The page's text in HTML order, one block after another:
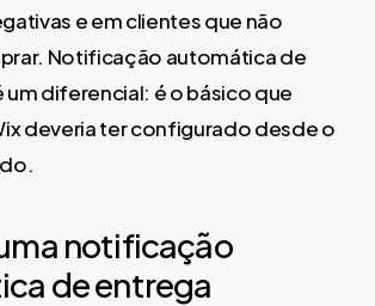
e em clientes que não
Notificação automática de
um diferencial: é o básico que
deveria ter configurado desde o
notificação
de entrega